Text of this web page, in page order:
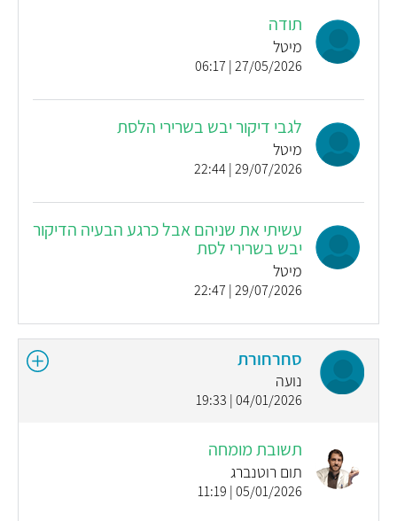
תודה
מיטל
27/05/2026 | 06:17
לגבי דיקור יבש בשרירי הלסת
מיטל
29/07/2026 | 22:44
עשיתי את שניהם אבל כרגע הבעיה הדיקור
יבש בשרירי לסת
מיטל
29/07/2026 | 22:47
סחרחורת
נועה
04/01/2026 | 19:33
תשובת מומחה
תום רוטנברג
05/01/2026 | 11:19